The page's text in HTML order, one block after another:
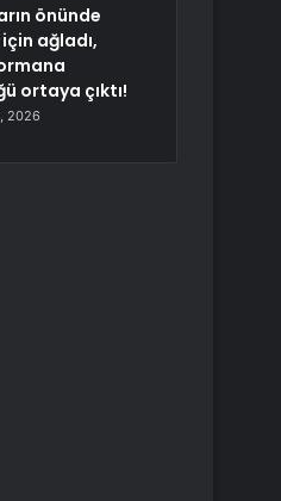
önünde
ağladı,
ortaya çıktı!
2026